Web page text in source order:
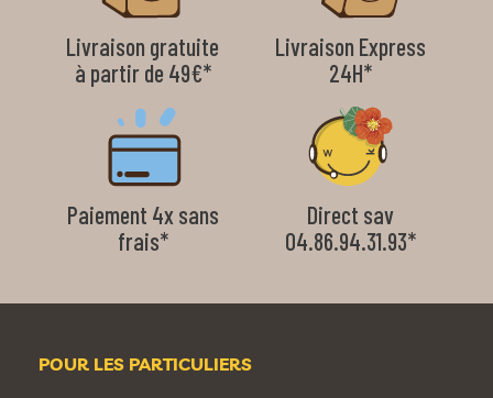
Livraison gratuite
à partir de 49€*
Livraison Express
24H*
Paiement 4x sans
frais*
Direct sav
04.86.94.31.93*
POUR LES PARTICULIERS